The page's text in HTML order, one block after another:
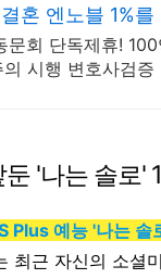
혼 엔노블 1%
문회 단독제휴!
의 시행 변호사검
둔 '나는 솔로'
Plus 예능 '나는 솔
최근 자신의 소셜